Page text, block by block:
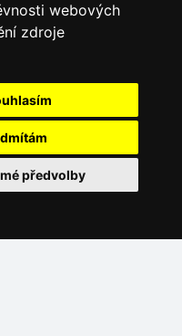
webových
zdroje
předvolby
celou ČR
sněhu v lyžařských